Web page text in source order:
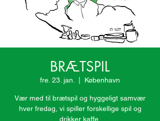
BRÆTSPIL
fre. 23. jan. København
Vær med til brætspil og hyggeligt samvær
hver fredag, vi spiller forskellige spil og
drikker kaffe.